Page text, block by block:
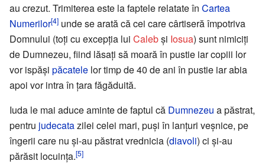
au crezut. Trimiterea este la faptele relatate în Cartea
Numerilor[4] unde se arată că cei care cârtiseră împotriva
Domnului (toţi cu excepţia lui Calebşi Iosua) sunt nimiciţi
de Dumnezeu, fiind lăsaţi să moară în pustie iar copiii lor
vor ispăşi păcatele lor timp de 40 de ani în pustie iar abia
apoi vor intra în ţara făgăduită.
Iuda le mai aduce aminte de faptul că Dumnezeu a păstrat,
pentru judecatazilei celei mari, puşi în lanţuri veşnice, pe
îngerii care nu şi-au păstrat vrednicia (diavoli) ci şi-au
părăsit locuinţa.[5]